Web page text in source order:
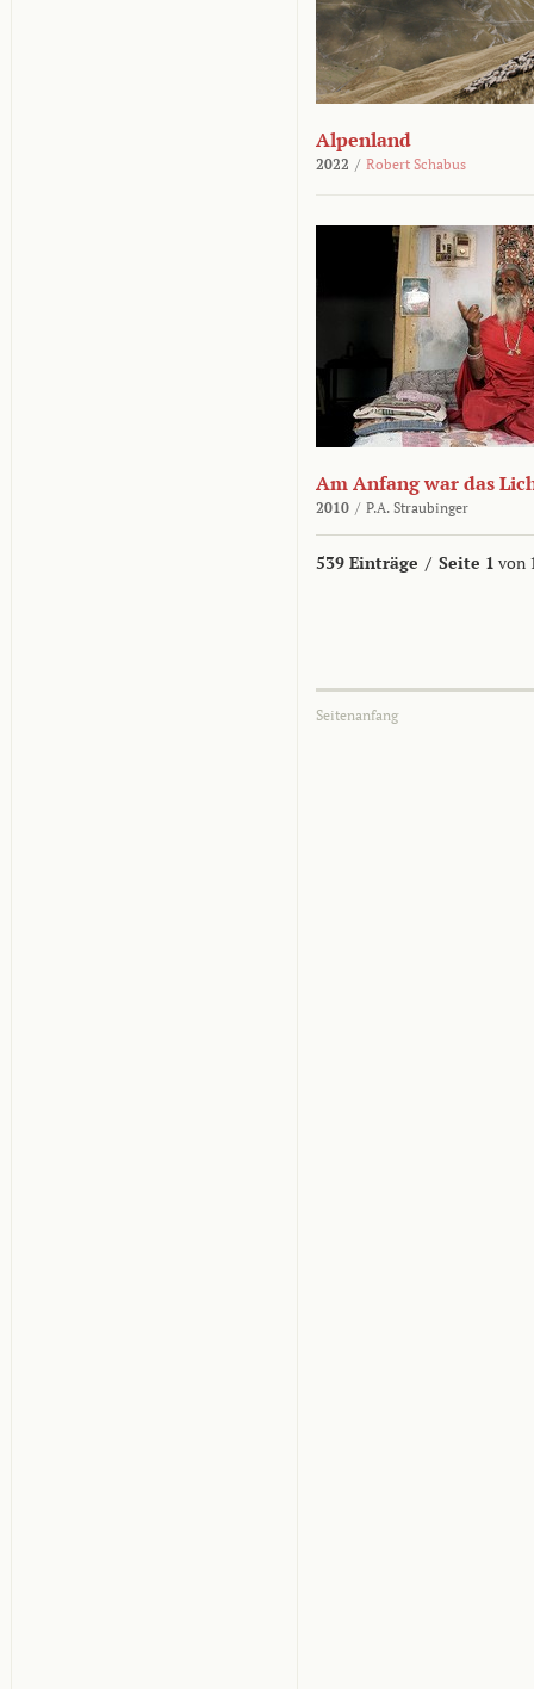
Alpenland
2022 / Robert Schabus
Am Anfang war das
2010 / P.A. Straubinger
539 Einträge / Seite 1 von
Seitenanfang